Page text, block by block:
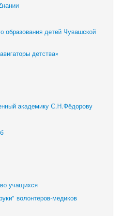
образования детей Чувашской
детства»
академику С.Н.Фёдорову
учащихся
волонтеров-медиков